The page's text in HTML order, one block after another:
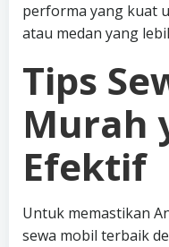
performa yang kuat
atau medan yang
Tips
Murah
Efektif
Untuk memastikan
sewa mobil terbaik